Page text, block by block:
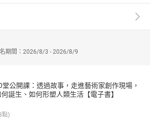
期間：2026/8/3 - 2026/8/9
堂公開課：透過故事，走進藝術家創作現場，
誕生、如何形塑人類生活【電子書】
點)